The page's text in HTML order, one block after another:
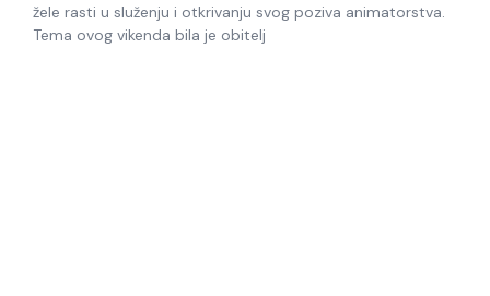
žele rasti u služenju i otkrivanju svog poziva animatorstva.
Tema ovog vikenda bila je obitelj